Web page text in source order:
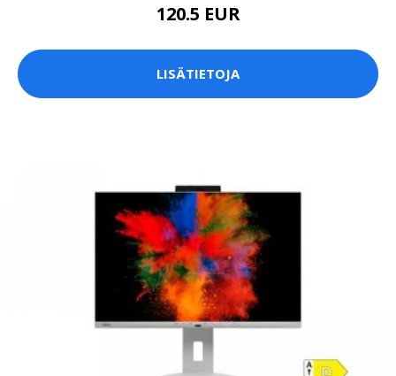
120.5 EUR
LISÄTIETOJA